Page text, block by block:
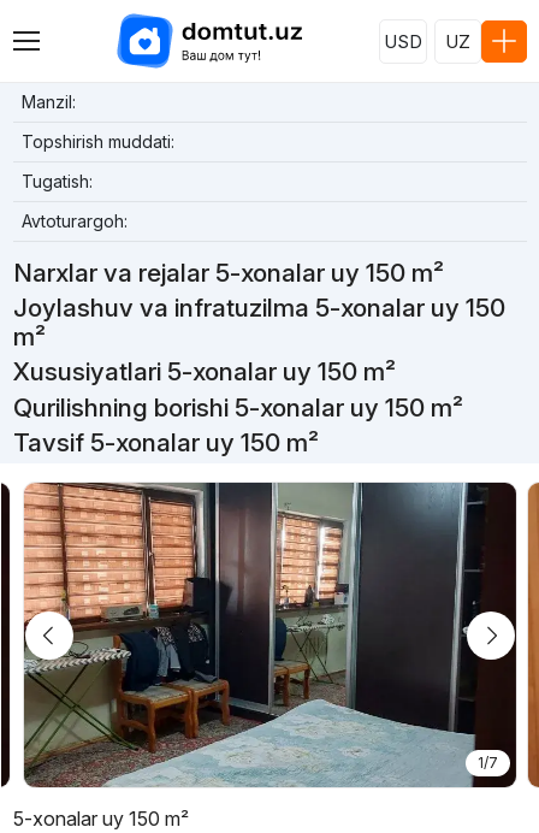
USD UZ
Manzil:
Topshirish muddati:
Tugatish:
Avtoturargoh:
Narxlar va rejalar 5-xonalar uy 150 m²
Joylashuv va infratuzilma 5-xonalar uy 150
m²
Xususiyatlari 5-xonalar uy 150 m²
Qurilishning borishi 5-xonalar uy 150 m²
Tavsif 5-xonalar uy 150 m²
1/7
5-xonalar uy 150 m²